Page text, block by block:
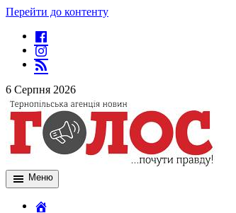
Перейти до контенту
6 Серпня 2026
Меню